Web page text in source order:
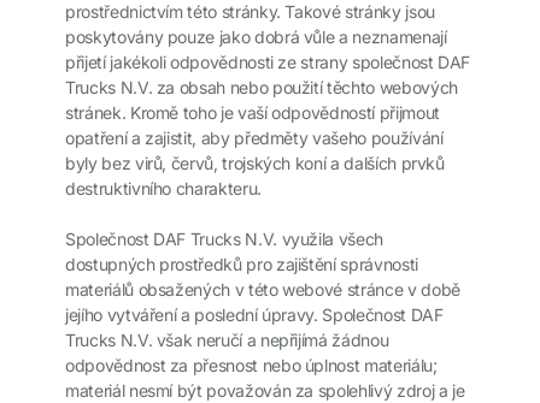
prostřednictvím této stránky. Takové stránky jsou
poskytovány pouze jako dobrá vůle a neznamenají
přijetí jakékoli odpovědnosti ze strany společnost DAF
Trucks N.V. za obsah nebo použití těchto webových
stránek. Kromě toho je vaší odpovědností přijmout
opatření a zajistit, aby předměty vašeho používání
byly bez virů, červů, trojských koní a dalších prvků
destruktivního charakteru.
Společnost DAF Trucks N.V. využila všech
dostupných prostředků pro zajištění správnosti
materiálů obsažených v této webové stránce v době
jejího vytváření a poslední úpravy. Společnost DAF
Trucks N.V. však neručí a nepřijímá žádnou
odpovědnost za přesnost nebo úplnost materiálu;
materiál nesmí být považován za spolehlivý zdroj a je